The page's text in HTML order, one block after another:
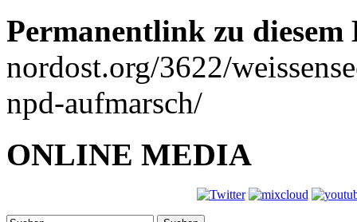
Permanentlink zu
nordost.org/3622/
npd-aufmarsch/
ONLINE MEDIA